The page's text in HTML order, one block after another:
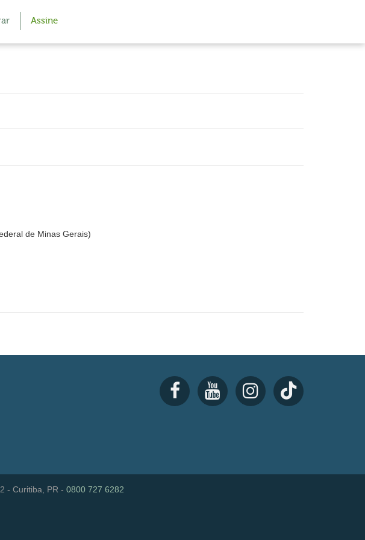
Assine
de Minas Gerais)
- Curitiba, PR - 0800 727 6282